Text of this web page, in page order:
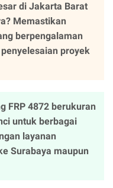
di Jakarta Barat
Memastikan
berpengalaman
proyek
FRP 4872 berukuran
untuk berbagai
layanan
Surabaya maupun